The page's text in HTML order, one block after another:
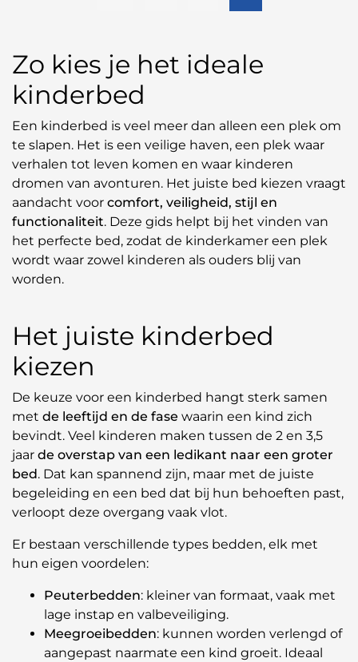
Zo kies je het ideale
kinderbed
Een kinderbed is veel meer dan alleen een plek om
te slapen. Het is een veilige haven, een plek waar
verhalen tot leven komen en waar kinderen
dromen van avonturen. Het juiste bed kiezen vraagt
aandacht voor comfort, veiligheid, stijl en
functionaliteit. Deze gids helpt bij het vinden van
het perfecte bed, zodat de kinderkamer een plek
wordt waar zowel kinderen als ouders blij van
worden.
Het juiste kinderbed
kiezen
De keuze voor een kinderbed hangt sterk samen
met de leeftijd en de fase waarin een kind zich
bevindt. Veel kinderen maken tussen de 2 en 3,5
jaar de overstap van een ledikant naar een groter
bed. Dat kan spannend zijn, maar met de juiste
begeleiding en een bed dat bij hun behoeften past,
verloopt deze overgang vaak vlot.
Er bestaan verschillende types bedden, elk met
hun eigen voordelen:
Peuterbedden: kleiner van formaat, vaak met
lage instap en valbeveiliging.
Meegroeibedden: kunnen worden verlengd of
aangepast naarmate een kind groeit. Ideaal